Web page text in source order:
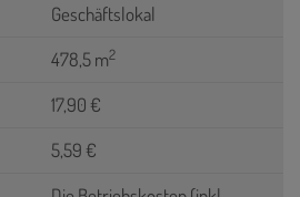
Geschäftslokal
478,5 m2
17,90 €
5,59 €